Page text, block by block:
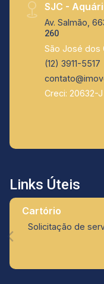
SJC -
Av. Salmão,
260
São José dos
(12) 3911-5517
Creci: 20632-J
Links Úteis
Cartório
Solicitação de